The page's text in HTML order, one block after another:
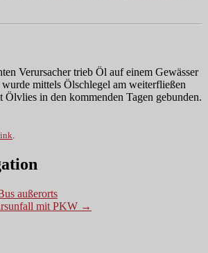
Verursacher trieb Öl auf einem Gewässer
mittels Ölschlegel am weiterfließen
in den kommenden Tagen gebunden.
.
außerorts
mit PKW →